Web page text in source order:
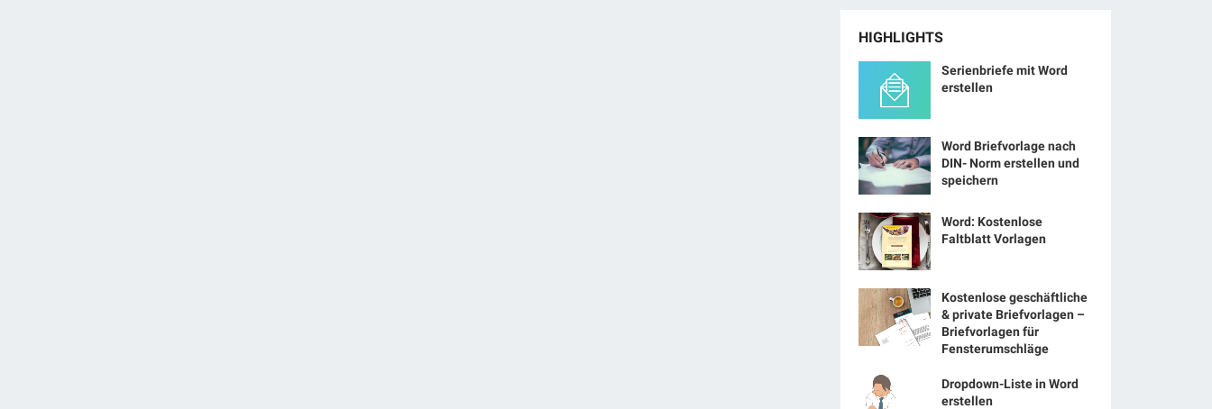
HIGHLIGHTS
Serienbriefe mit Word
erstellen
Word Briefvorlage nach
DIN- Norm erstellen und
speichern
Word: Kostenlose
Faltblatt Vorlagen
Kostenlose geschäftliche
& private Briefvorlagen –
Briefvorlagen für
Fensterumschläge
Dropdown-Liste in Word
erstellen